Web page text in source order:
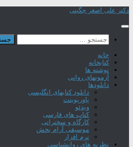
Skip
content
دکتر علی اصغر چگینی
جستجو
برای:
خانه
کتابخانه
نوشته ها
آزمونهای روانی
دانلودها
دانلود کتابهای انگلیسی
پاورپوینت
ویدئو
کتاب های فارسی
کارگاه و سخنرانی
موسیقی آرام بخش
نرم افزار
نظریه های روانشناسی